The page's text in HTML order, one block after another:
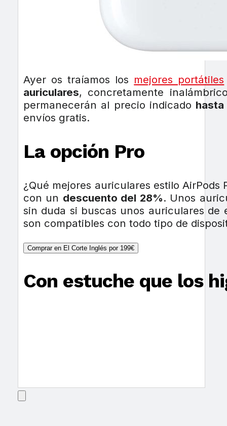
Ayer os traíamos los mejores portátiles
auriculares, concretamente
permanecerán al precio indicado
envíos gratis.
La opción Pro
¿Qué mejores auriculares estilo
con un descuento del 28%. Unos
sin duda si buscas unos auriculares
son compatibles con todo tipo de
Comprar en El Corte Inglés por 199€
Con estuche que los